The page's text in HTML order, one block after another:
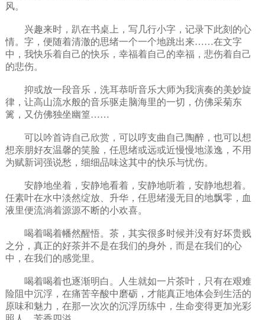
风。
兴趣来时，趴在书桌上，写几行小字，记录下此刻的心
情。字，便随着清澈的思绪一个一个地跳出来……在文字
中，我快乐着自己的快乐，幸福着自己的幸福，悲伤着自己
的悲伤。
抑或放一段音乐，洗耳恭听音乐大师为我演奏的美妙旋
律，让高山流水般的音乐驱走脑海里的一切，仿佛采菊东
篱，又仿佛独坐幽篁……
可以吟首诗自己欣赏，可以哼支曲自己陶醉，也可以想
想亲朋好友温馨的笑脸，任思绪或远或近慢慢地漾逸，不用
为赋新词强说愁，细细品味这其中的快乐与忧伤。
安静地坐着，安静地看着，安静地听着，安静地想着。
任素叶在水中淡然绽放、升华，任思绪漫无目的地飘零，血
液里便流淌着源源不断的小欢喜。
喝着喝着幡然醒悟。茶，其实很多时候并没有好坏贵贱
之分，真正的好茶并不是在我们的身外，而是在我们的心
中，在我们的感觉里。
喝着喝着也逐渐明白。人生就如一片茶叶，只有在艰难
险阻中沉浮，在痛苦辛酸中磨砺，才能真正地体会到生活的
原味和魅力，在那一次次的沉浮历练中，生命变得更加光彩